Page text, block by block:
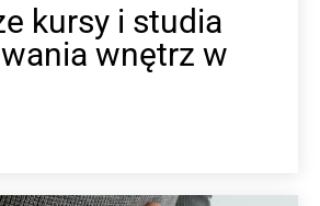
kursy i studia
wnętrz w